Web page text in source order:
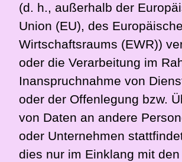
(d. h., außerhalb der
Union (EU), des
Wirtschaftsraums (EWR))
oder die Verarbeitung im
Inanspruchnahme von
oder der Offenlegung bzw.
von Daten an andere
oder Unternehmen
dies nur im Einklang mit den